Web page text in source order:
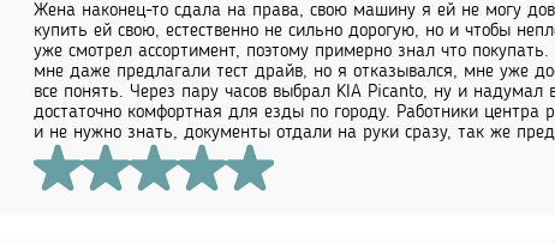
Жена наконец-то сдала на права, свою машину я ей не могу
купить ей свою, естественно не сильно дорогую, но и чтобы
уже смотрел ассортимент, поэтому примерно знал что
мне даже предлагали тест драйв, но я отказывался, мне уже
все понять. Через пару часов выбрал KIA Picanto, ну и
достаточно комфортная для езды по городу. Работники
и не нужно знать, документы отдали на руки сразу, так же